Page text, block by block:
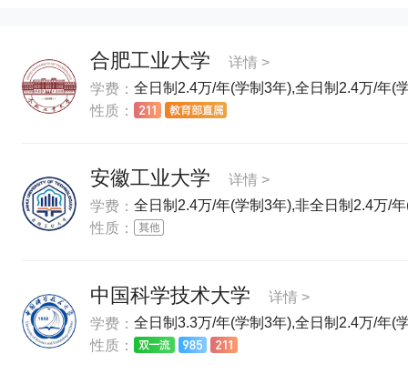
合肥工业大学
详情 >
学费： 全日制2.4万/年(学制3年),全日制2.4万/年(
性质：
安徽工业大学
详情 >
学费： 全日制2.4万/年(学制3年),非全日制2.4万/
性质：
中国科学技术大学
详情 >
学费： 全日制3.3万/年(学制3年),全日制2.4万/年(
性质：